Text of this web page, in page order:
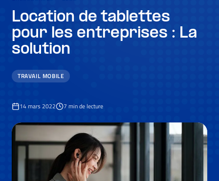
Location de tablettes
pour les entreprises : La
solution
TRAVAIL MOBILE
14 mars 2022 7 min de lecture